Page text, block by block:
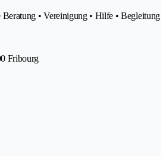
• Vereinigung • Hilfe • Begleitung
Fribourg